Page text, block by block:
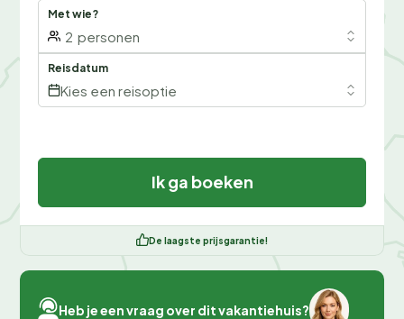
Met wie?
2 personen
Reisdatum
Kies een reisoptie
Ik ga boeken
De laagste prijsgarantie!
Heb je een vraag over dit vakantiehuis?